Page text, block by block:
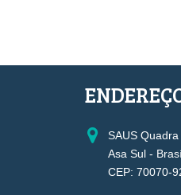
SAUS
Asa Sul -
CEP: 70070-